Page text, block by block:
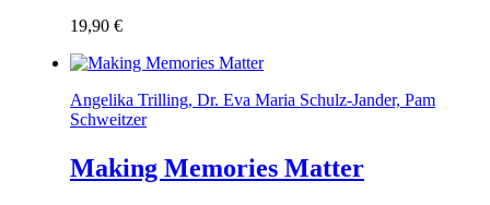
19,90 €
Angelika Trilling, Dr. Eva Maria Schulz-Jander, Pam
Schweitzer
Making Memories Matter